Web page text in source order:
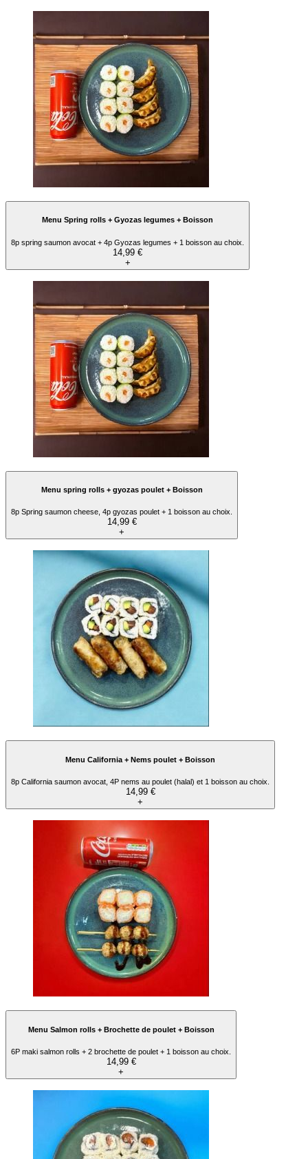
Menu Spring rolls + Gyozas legumes + Boisson
8p spring saumon avocat + 4p Gyozas legumes + 1 boisson au choix.
14,99 €
+
Menu spring rolls + gyozas poulet + Boisson
8p Spring saumon cheese, 4p gyozas poulet + 1 boisson au choix.
14,99 €
+
Menu California + Nems poulet + Boisson
8p California saumon avocat, 4P nems au poulet (halal) et 1 boisson au choix.
14,99 €
+
Menu Salmon rolls + Brochette de poulet + Boisson
6P maki salmon rolls + 2 brochette de poulet + 1 boisson au choix.
14,99 €
+